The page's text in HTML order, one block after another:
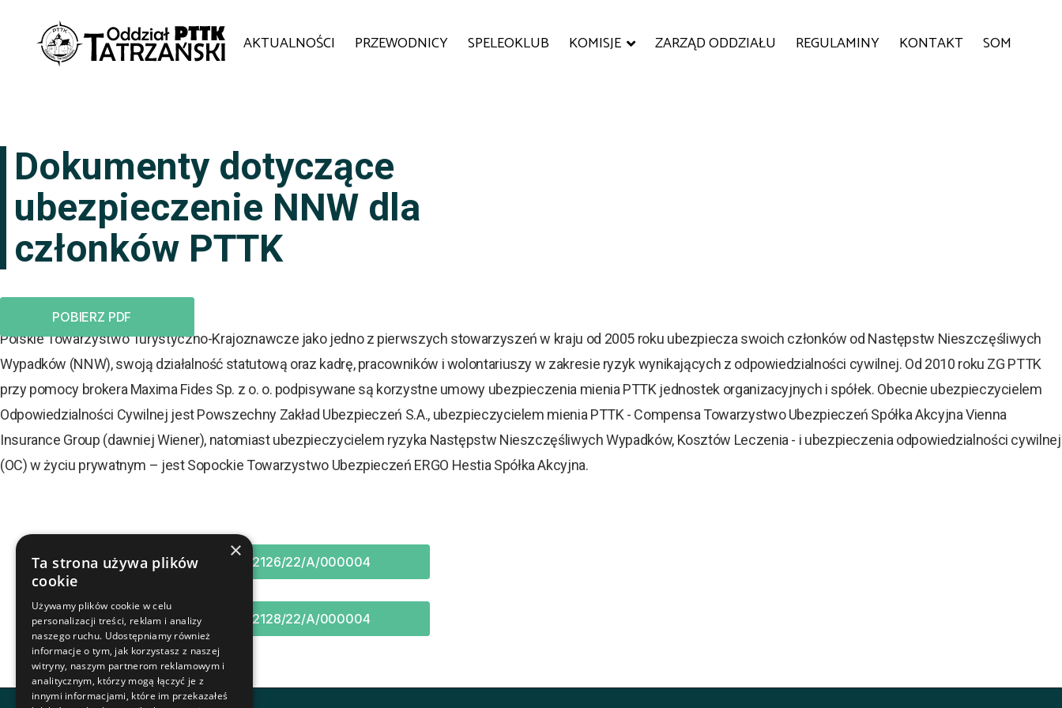
AKTUALNOŚCI PRZEWODNICY SPELEOKLUB KOMISJE ZARZĄD ODDZIAŁU REGULAMINY KONTAKT SOM
Dokumenty dotyczące
ubezpieczenie NNW dla
członków PTTK
POBIERZ PDF
Polskie Towarzystwo Turystyczno-Krajoznawcze jako jedno z pierwszych stowarzyszeń w kraju od 2005 roku ubezpiecza swoich członków od Następstw Nieszczęśliwych
Wypadków (NNW), swoją działalność statutową oraz kadrę, pracowników i wolontariuszy w zakresie ryzyk wynikających z odpowiedzialności cywilnej. Od 2010 roku ZG PTTK
przy pomocy brokera Maxima Fides Sp. z o. o. podpisywane są korzystne umowy ubezpieczenia mienia PTTK jednostek organizacyjnych i spółek. Obecnie ubezpieczycielem
Odpowiedzialności Cywilnej jest Powszechny Zakład Ubezpieczeń S.A., ubezpieczycielem mienia PTTK - Compensa Towarzystwo Ubezpieczeń Spółka Akcyjna Vienna
Insurance Group (dawniej Wiener), natomiast ubezpieczycielem ryzyka Następstw Nieszczęśliwych Wypadków, Kosztów Leczenia - i ubezpieczenia odpowiedzialności cywilnej
(OC) w życiu prywatnym – jest Sopockie Towarzystwo Ubezpieczeń ERGO Hestia Spółka Akcyjna.
POLISA T050/002126/22/A/000004
POLISA T050/002128/22/A/000004
×
Ta strona używa plików
cookie
Używamy plików cookie w celu
personalizacji treści, reklam i analizy
naszego ruchu. Udostępniamy również
informacje o tym, jak korzystasz z naszej
witryny, naszym partnerom reklamowym i
analitycznym, którzy mogą łączyć je z
innymi informacjami, które im przekazałeś